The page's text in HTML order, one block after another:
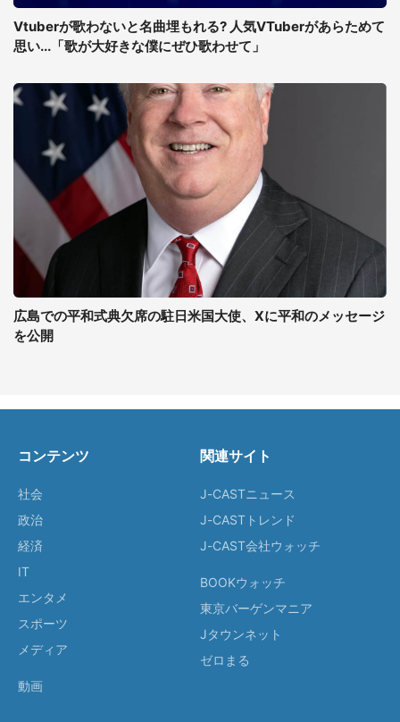
Vtuberが歌わないと名曲埋もれる? 人気VTuberがあらためて
思い...「歌が大好きな僕にぜひ歌わせて」
広島での平和式典欠席の駐日米国大使、Xに平和のメッセージ
を公開
コンテンツ
社会
政治
経済
IT
エンタメ
スポーツ
メディア
動画
関連サイト
J-CASTニュース
J-CASTトレンド
J-CAST会社ウォッチ
BOOKウォッチ
東京バーゲンマニア
Jタウンネット
ゼロまる